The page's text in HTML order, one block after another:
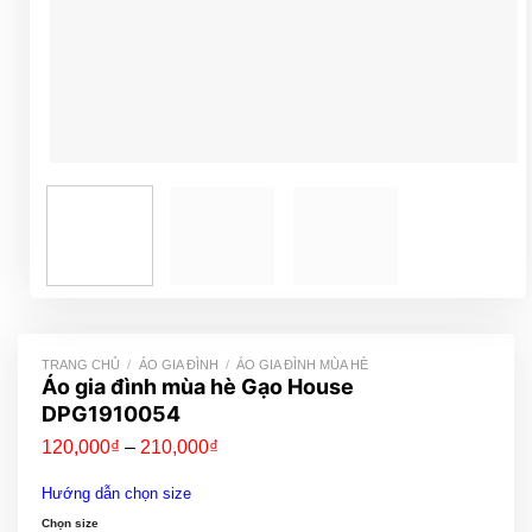
TRANG CHỦ / ÁO GIA ĐÌNH / ÁO GIA ĐÌNH MÙA HÈ
Áo gia đình mùa hè Gạo House
DPG1910054
120,000₫ – 210,000₫
Hướng dẫn chọn size
Chọn size